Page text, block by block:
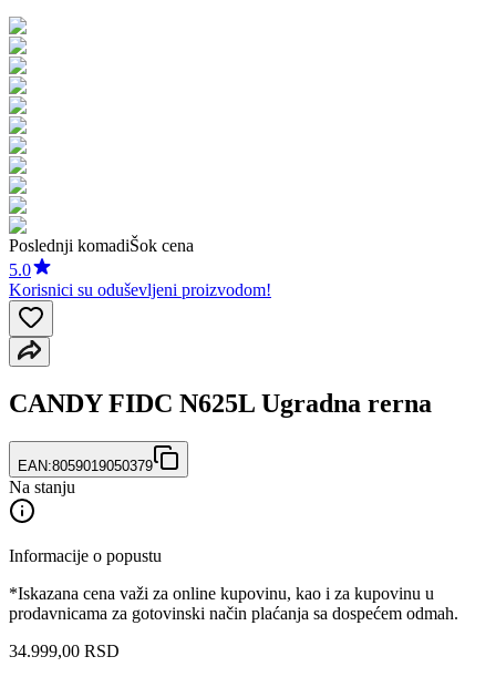
Poslednji komadiŠok cena
5.0
Korisnici su oduševljeni proizvodom!
CANDY FIDC N625L Ugradna rerna
EAN:8059019050379
Na stanju
Informacije o popustu
*Iskazana cena važi za online kupovinu, kao i za kupovinu u
prodavnicama za gotovinski način plaćanja sa dospećem odmah.
34.999,00 RSD